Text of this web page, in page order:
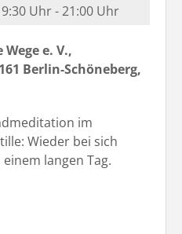
Uhr - 21:00 Uhr
e. V.,
Berlin-Schöneberg,
im
Wieder bei sich
langen Tag.